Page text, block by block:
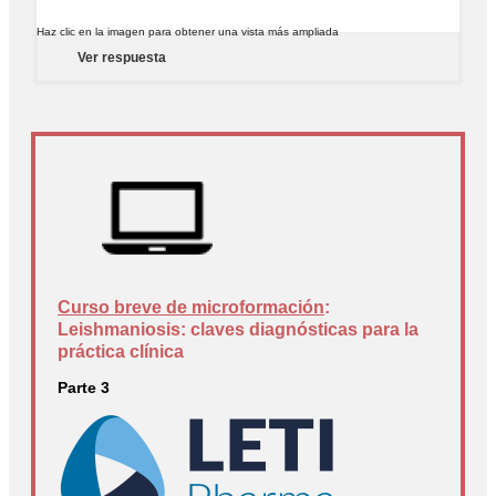
Haz clic en la imagen para obtener una vista más ampliada
Ver respuesta
Curso breve de microformación:
Leishmaniosis: claves diagnósticas para la
práctica clínica
Parte 3